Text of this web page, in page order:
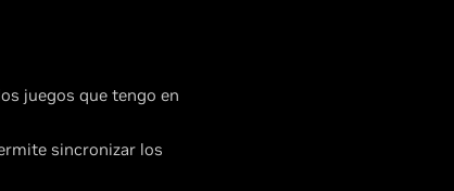
juegos que tengo en
sincronizar los